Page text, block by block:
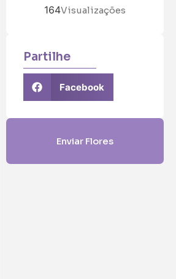
164Visualizações
Partilhe
Facebook
Enviar Flores